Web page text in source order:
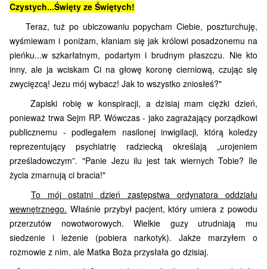
Czystych...Święty ze Świętych!
Teraz, tuż po ubiczowaniu popycham Ciebie, poszturchuję,
wyśmiewam i poniżam, kłaniam się jak królowi posadzonemu na
pieńku...w szkarłatnym, podartym i brudnym płaszczu. Nie kto
inny, ale ja wciskam Ci na głowę koronę cierniową, czując się
zwycięzcą! Jezu mój wybacz! Jak to wszystko zniosłeś?"
Zapiski robię w konspiracji, a dzisiaj mam ciężki dzień,
ponieważ trwa Sejm RP. Wówczas - jako zagrażający porządkowi
publicznemu - podlegałem nasilonej inwigilacji, którą koledzy
reprezentujący psychiatrię radziecką określają „urojeniem
prześladowczym”. "Panie Jezu ilu jest tak wiernych Tobie? Ile
życia zmarnują ci bracia!"
To mój ostatni dzień zastępstwa ordynatora oddziału
wewnętrznego. Właśnie przybył pacjent, który umiera z powodu
przerzutów nowotworowych. Wielkie guzy utrudniają mu
siedzenie i leżenie (pobiera narkotyk). Jakże marzyłem o
rozmowie z nim, ale Matka Boża przysłała go dzisiaj.